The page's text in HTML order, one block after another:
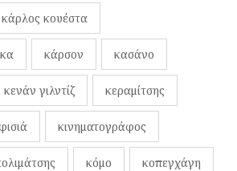
κάρλος κουέστα
κάρσον κασάνο
κενάν γιλντίζ κεραμίτσης
κινηματογράφος
κόμο κοπεγχάγη